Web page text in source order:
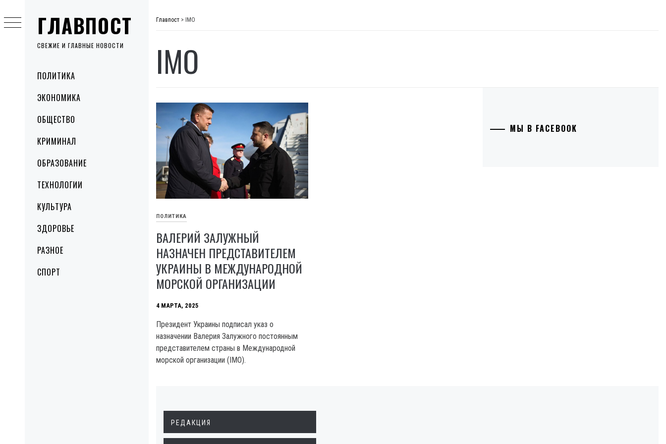
ГЛАВПОСТ
СВЕЖИЕ И ГЛАВНЫЕ НОВОСТИ
MenuПОЛИТИКА
ЭКОНОМИКА
ОБЩЕСТВО
КРИМИНАЛ
ОБРАЗОВАНИЕ
ТЕХНОЛОГИИ
КУЛЬТУРА
ЗДОРОВЬЕ
РАЗНОЕ
СПОРТ
to
content
Главпост > IMO
IMO
ПОЛИТИКА
ВАЛЕРИЙ ЗАЛУЖНЫЙ
НАЗНАЧЕН ПРЕДСТАВИТЕЛЕМ
УКРАИНЫ В МЕЖДУНАРОДНОЙ
МОРСКОЙ ОРГАНИЗАЦИИ
4 МАРТА, 2025
Президент Украины подписал указ о
назначении Валерия Залужного постоянным
представителем страны в Международной
морской организации (IMO).
МЫ В FACEBOOK
РЕДАКЦИЯ